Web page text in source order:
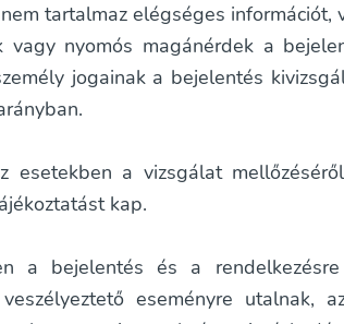
tartalmaz elégséges információt,
vagy nyomós magánérdek a
jogainak a bejelentés
esetekben a vizsgálat
kap.
a bejelentés és a
eseményre utalnak,